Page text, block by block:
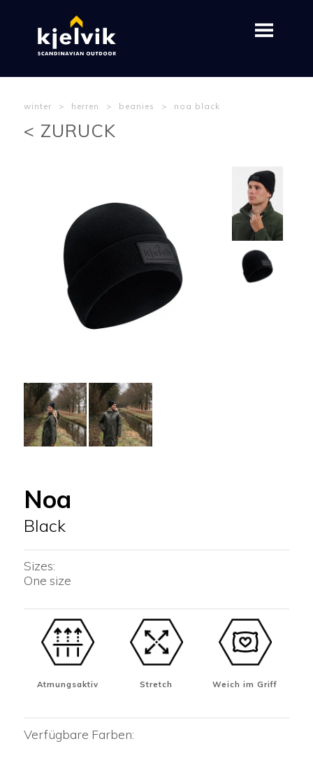
winter > herren > beanies > noa black
< ZURUCK
Noa
Black
Sizes:
One size
Atmungsaktiv Stretch Weich im Griff
Verfügbare Farben: